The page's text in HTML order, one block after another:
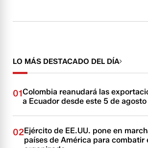
LO MÁS DESTACADO DEL DÍA
01Colombia reanudará las
a Ecuador desde este 5 de agosto
02Ejército de EE.UU. pone en
países de América para combatir